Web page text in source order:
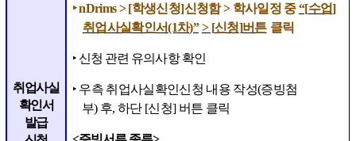
취업사실
확인서
발급
‣nDrims > [학생신청]신청함> 학사일정 중“[수업]
취업사실확인서(1차)” > [신청]버튼 클릭
‣ 신청 관련 유의사항 확인
‣ 우측 취업사실확인신청 내용 작성(증빙첨
부) 후, 하단 [신청] 버튼 클릭